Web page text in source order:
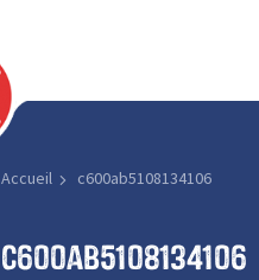
Accueil c600ab5108134106
c600ab5108134106